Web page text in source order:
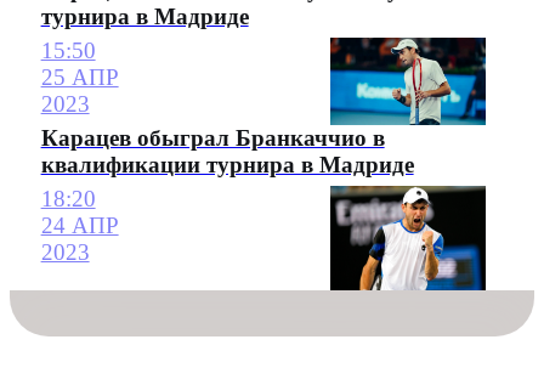
турнира в Мадриде
15:50
25 АПР
2023
Карацев обыграл Бранкаччио в
квалификации турнира в Мадриде
18:20
24 АПР
2023